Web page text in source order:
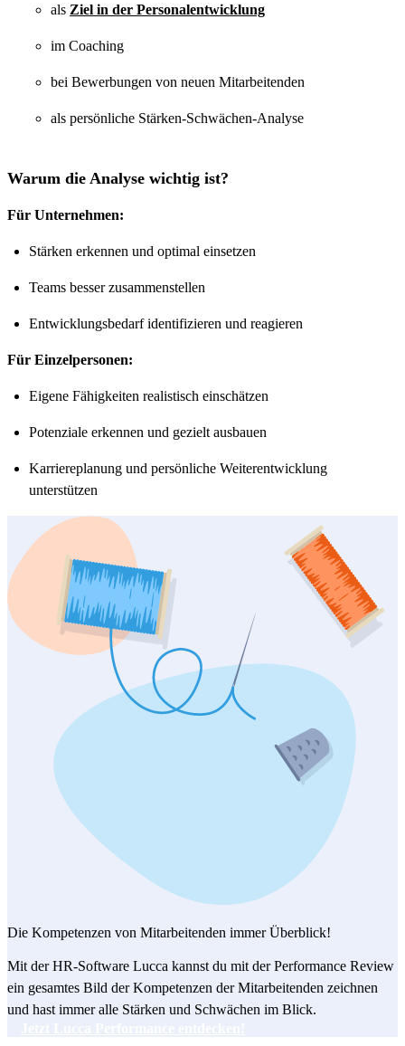
als Ziel in der Personalentwicklung
im Coaching
bei Bewerbungen von neuen Mitarbeitenden
als persönliche Stärken-Schwächen-Analyse
Warum die Analyse wichtig ist?
Für Unternehmen:
Stärken erkennen und optimal einsetzen
Teams besser zusammenstellen
Entwicklungsbedarf identifizieren und reagieren
Für Einzelpersonen:
Eigene Fähigkeiten realistisch einschätzen
Potenziale erkennen und gezielt ausbauen
Karriereplanung und persönliche Weiterentwicklung
unterstützen
Die Kompetenzen von Mitarbeitenden immer Überblick!
Mit der HR-Software Lucca kannst du mit der Performance Review
ein gesamtes Bild der Kompetenzen der Mitarbeitenden zeichnen
und hast immer alle Stärken und Schwächen im Blick.